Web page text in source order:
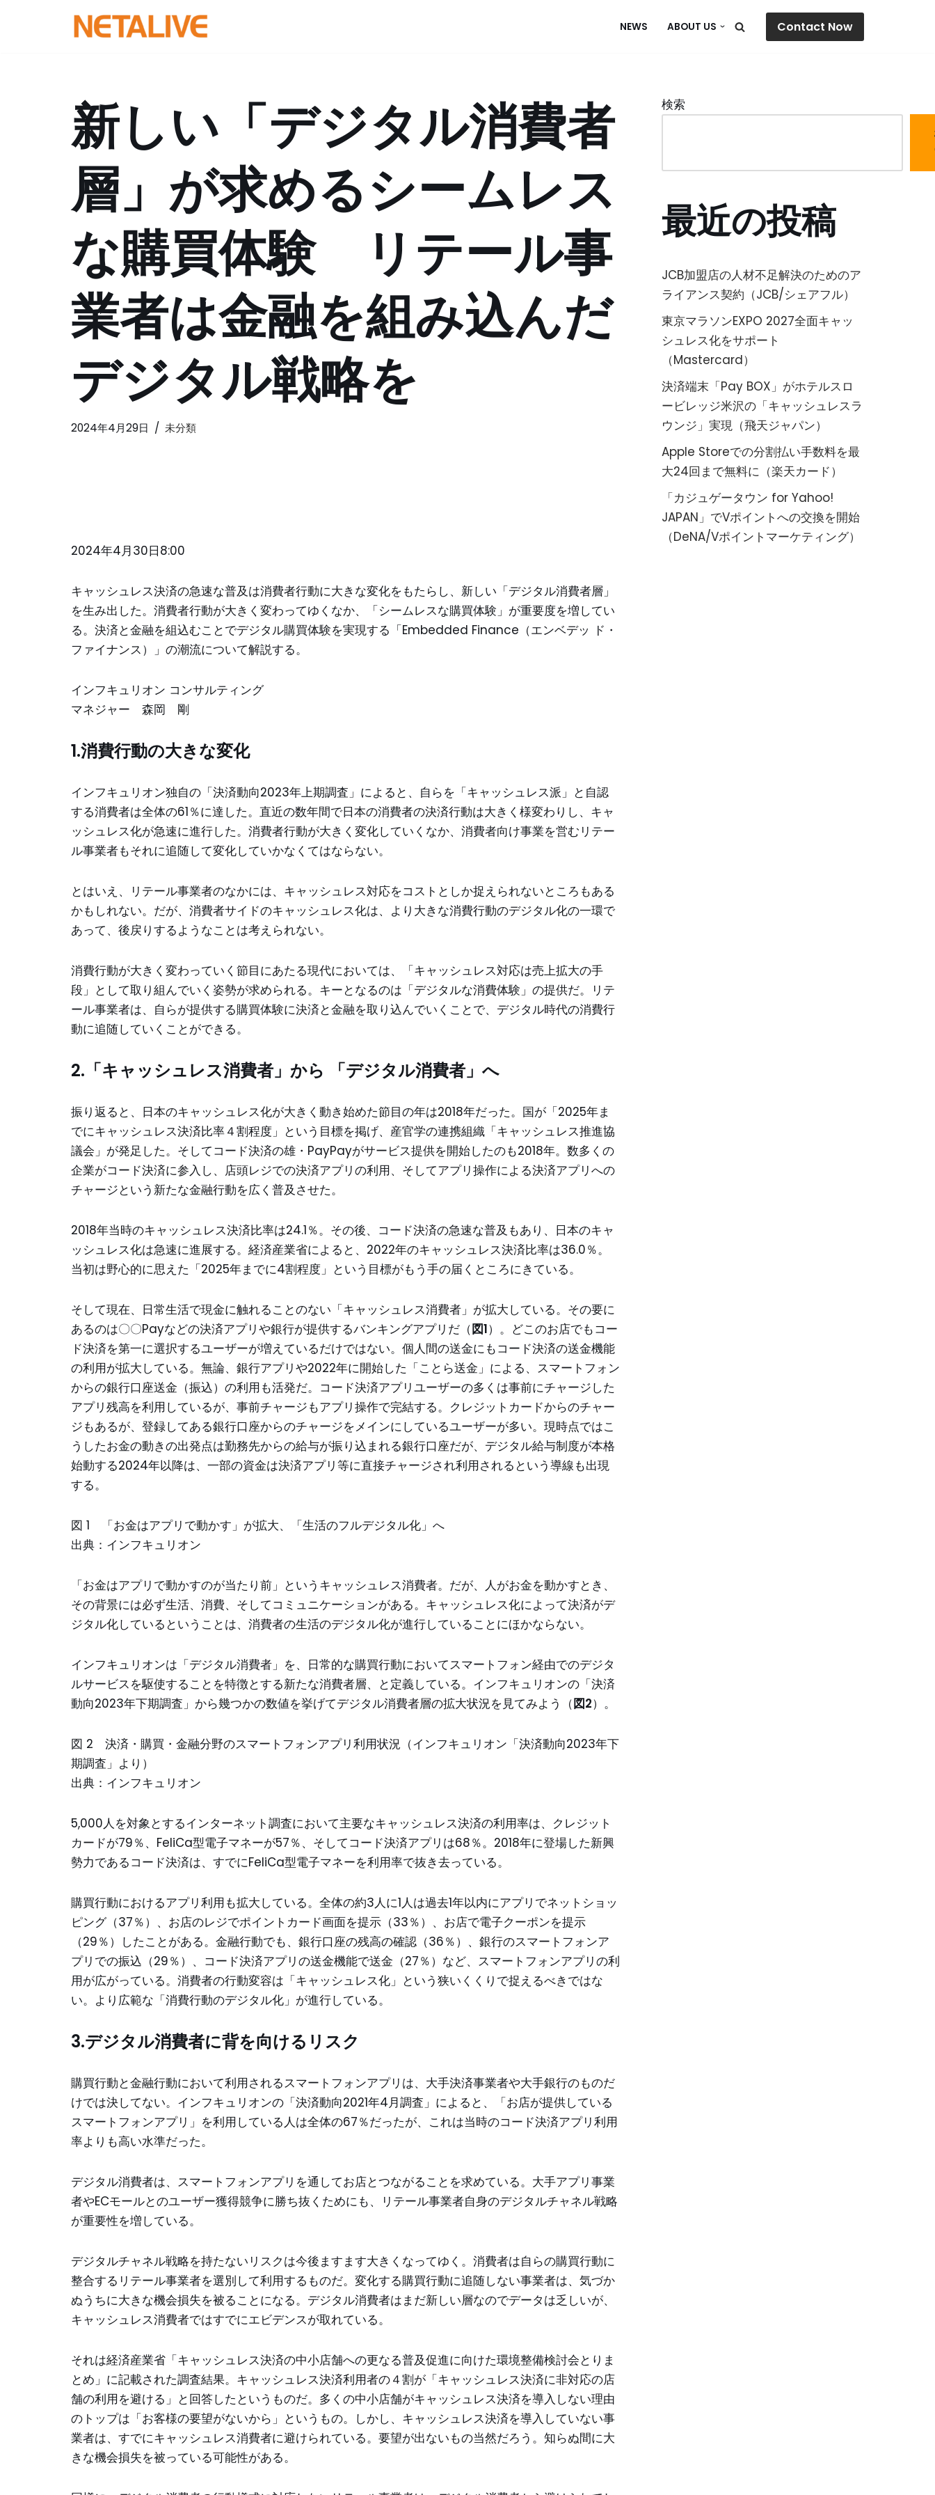
NEWS ABOUT US Contact Now
新しい「デジタル消費者
層」が求めるシームレス
な購買体験 リテール事
業者は金融を組み込んだ
デジタル戦略を
2024年4月29日 未分類
2024年4月30日8:00
キャッシュレス決済の急速な普及は消費者行動に大きな変化をもたらし、新しい「デジタル消費者層」
を生み出した。消費者行動が大きく変わってゆくなか、「シームレスな購買体験」が重要度を増してい
る。決済と金融を組込むことでデジタル購買体験を実現する「Embedded Finance（エンベデッ ド・
ファイナンス）」の潮流について解説する。
インフキュリオン コンサルティング
マネジャー 森岡 剛
1.消費行動の大きな変化
インフキュリオン独自の「決済動向2023年上期調査」によると、自らを「キャッシュレス派」と自認
する消費者は全体の61％に達した。直近の数年間で日本の消費者の決済行動は大きく様変わりし、キャ
ッシュレス化が急速に進行した。消費者行動が大きく変化していくなか、消費者向け事業を営むリテー
ル事業者もそれに追随して変化していかなくてはならない。
とはいえ、リテール事業者のなかには、キャッシュレス対応をコストとしか捉えられないところもある
かもしれない。だが、消費者サイドのキャッシュレス化は、より大きな消費行動のデジタル化の一環で
あって、後戻りするようなことは考えられない。
消費行動が大きく変わっていく節目にあたる現代においては、「キャッシュレス対応は売上拡大の手
段」として取り組んでいく姿勢が求められる。キーとなるのは「デジタルな消費体験」の提供だ。リテ
ール事業者は、自らが提供する購買体験に決済と金融を取り込んでいくことで、デジタル時代の消費行
動に追随していくことができる。
2.「キャッシュレス消費者」から 「デジタル消費者」へ
振り返ると、日本のキャッシュレス化が大きく動き始めた節目の年は2018年だった。国が「2025年ま
でにキャッシュレス決済比率４割程度」という目標を掲げ、産官学の連携組織「キャッシュレス推進協
議会」が発足した。そしてコード決済の雄・PayPayがサービス提供を開始したのも2018年。数多くの
企業がコード決済に参入し、店頭レジでの決済アプリの利用、そしてアプリ操作による決済アプリへの
チャージという新たな金融行動を広く普及させた。
2018年当時のキャッシュレス決済比率は24.1％。その後、コード決済の急速な普及もあり、日本のキャ
ッシュレス化は急速に進展する。経済産業省によると、2022年のキャッシュレス決済比率は36.0％。
当初は野心的に思えた「2025年までに4割程度」という目標がもう手の届くところにきている。
そして現在、日常生活で現金に触れることのない「キャッシュレス消費者」が拡大している。その要に
あるのは〇〇Payなどの決済アプリや銀行が提供するバンキングアプリだ（図1）。どこのお店でもコー
ド決済を第一に選択するユーザーが増えているだけではない。個人間の送金にもコード決済の送金機能
の利用が拡大している。無論、銀行アプリや2022年に開始した「ことら送金」による、スマートフォン
からの銀行口座送金（振込）の利用も活発だ。コード決済アプリユーザーの多くは事前にチャージした
アプリ残高を利用しているが、事前チャージもアプリ操作で完結する。クレジットカードからのチャー
ジもあるが、登録してある銀行口座からのチャージをメインにしているユーザーが多い。現時点ではこ
うしたお金の動きの出発点は勤務先からの給与が振り込まれる銀行口座だが、デジタル給与制度が本格
始動する2024年以降は、一部の資金は決済アプリ等に直接チャージされ利用されるという導線も出現
する。
図 1 「お金はアプリで動かす」が拡大、「生活のフルデジタル化」へ
出典：インフキュリオン
「お金はアプリで動かすのが当たり前」というキャッシュレス消費者。だが、人がお金を動かすとき、
その背景には必ず生活、消費、そしてコミュニケーションがある。キャッシュレス化によって決済がデ
ジタル化しているということは、消費者の生活のデジタル化が進行していることにほかならない。
インフキュリオンは「デジタル消費者」を、日常的な購買行動においてスマートフォン経由でのデジタ
ルサービスを駆使することを特徴とする新たな消費者層、と定義している。インフキュリオンの「決済
動向2023年下期調査」から幾つかの数値を挙げてデジタル消費者層の拡大状況を見てみよう（図2）。
図 2 決済・購買・金融分野のスマートフォンアプリ利用状況（インフキュリオン「決済動向2023年下
期調査」より）
出典：インフキュリオン
5,000人を対象とするインターネット調査において主要なキャッシュレス決済の利用率は、クレジット
カードが79％、FeliCa型電子マネーが57％、そしてコード決済アプリは68％。2018年に登場した新興
勢力であるコード決済は、すでにFeliCa型電子マネーを利用率で抜き去っている。
購買行動におけるアプリ利用も拡大している。全体の約3人に1人は過去1年以内にアプリでネットショッ
ピング（37％）、お店のレジでポイントカード画面を提示（33％）、お店で電子クーポンを提示
（29％）したことがある。金融行動でも、銀行口座の残高の確認（36％）、銀行のスマートフォンア
プリでの振込（29％）、コード決済アプリの送金機能で送金（27％）など、スマートフォンアプリの利
用が広がっている。消費者の行動変容は「キャッシュレス化」という狭いくくりで捉えるべきではな
い。より広範な「消費行動のデジタル化」が進行している。
3.デジタル消費者に背を向けるリスク
購買行動と金融行動において利用されるスマートフォンアプリは、大手決済事業者や大手銀行のものだ
けでは決してない。インフキュリオンの「決済動向2021年4月調査」によると、「お店が提供している
スマートフォンアプリ」を利用している人は全体の67％だったが、これは当時のコード決済アプリ利用
率よりも高い水準だった。
デジタル消費者は、スマートフォンアプリを通してお店とつながることを求めている。大手アプリ事業
者やECモールとのユーザー獲得競争に勝ち抜くためにも、リテール事業者自身のデジタルチャネル戦略
が重要性を増している。
デジタルチャネル戦略を持たないリスクは今後ますます大きくなってゆく。消費者は自らの購買行動に
整合するリテール事業者を選別して利用するものだ。変化する購買行動に追随しない事業者は、気づか
ぬうちに大きな機会損失を被ることになる。デジタル消費者はまだ新しい層なのでデータは乏しいが、
キャッシュレス消費者ではすでにエビデンスが取れている。
それは経済産業省「キャッシュレス決済の中小店舗への更なる普及促進に向けた環境整備検討会とりま
とめ」に記載された調査結果。キャッシュレス決済利用者の４割が「キャッシュレス決済に非対応の店
舗の利用を避ける」と回答したというものだ。多くの中小店舗がキャッシュレス決済を導入しない理由
のトップは「お客様の要望がないから」というもの。しかし、キャッシュレス決済を導入していない事
業者は、すでにキャッシュレス消費者に避けられている。要望が出ないもの当然だろう。知らぬ間に大
きな機会損失を被っている可能性がある。
検索
最近の投稿
JCB加盟店の人材不足解決のためのア
ライアンス契約（JCB/シェアフル）
東京マラソンEXPO 2027全面キャッ
シュレス化をサポート
（Mastercard）
決済端末「Pay BOX」がホテルスロ
ービレッジ米沢の「キャッシュレスラ
ウンジ」実現（飛天ジャパン）
Apple Storeでの分割払い手数料を最
大24回まで無料に（楽天カード）
「カジュゲータウン for Yahoo!
JAPAN」でVポイントへの交換を開始
（DeNA/Vポイントマーケティング）